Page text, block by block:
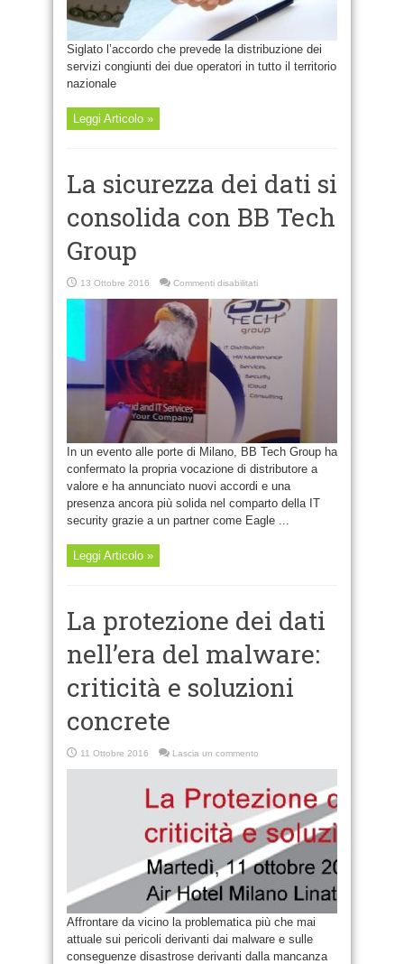
servizi
telematici
Siglato l’accordo che prevede la distribuzione dei
servizi congiunti dei due operatori in tutto il territorio
nazionale
Leggi Articolo »
La sicurezza dei dati si
consolida con BB Tech
Group
13 Ottobre 2016 Commenti disabilitatisu
sicurezza
dei
dati
si
con
BB
Tech
Group
In un evento alle porte di Milano, BB Tech Group ha
confermato la propria vocazione di distributore a
valore e ha annunciato nuovi accordi e una
presenza ancora più solida nel comparto della IT
security grazie a un partner come Eagle ...
Leggi Articolo »
La protezione dei dati
nell’era del malware:
criticità e soluzioni
concrete
11 Ottobre 2016 Lascia un commento
Affrontare da vicino la problematica più che mai
attuale sui pericoli derivanti dai malware e sulle
conseguenze disastrose derivanti dalla mancanza